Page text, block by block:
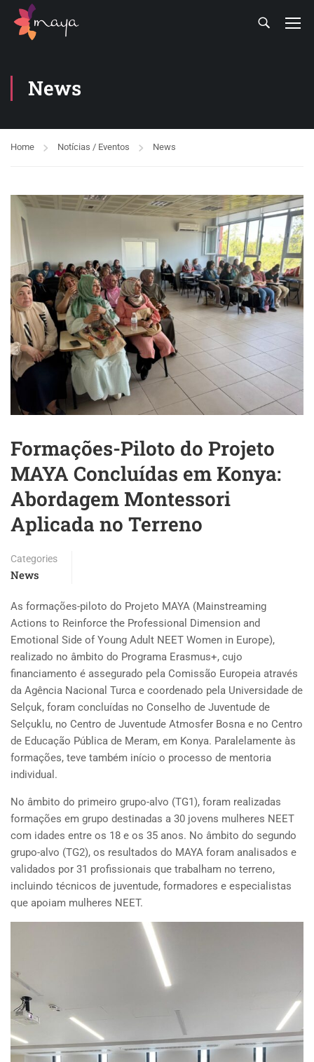
News
Home Notícias / Eventos News
Formações-Piloto do Projeto
MAYA Concluídas em Konya:
Abordagem Montessori
Aplicada no Terreno
Categories
News
As formações-piloto do Projeto MAYA (Mainstreaming
Actions to Reinforce the Professional Dimension and
Emotional Side of Young Adult NEET Women in Europe),
realizado no âmbito do Programa Erasmus+, cujo
financiamento é assegurado pela Comissão Europeia através
da Agência Nacional Turca e coordenado pela Universidade de
Selçuk, foram concluídas no Conselho de Juventude de
Selçuklu, no Centro de Juventude Atmosfer Bosna e no Centro
de Educação Pública de Meram, em Konya. Paralelamente às
formações, teve também início o processo de mentoria
individual.
No âmbito do primeiro grupo-alvo (TG1), foram realizadas
formações em grupo destinadas a 30 jovens mulheres NEET
com idades entre os 18 e os 35 anos. No âmbito do segundo
grupo-alvo (TG2), os resultados do MAYA foram analisados e
validados por 31 profissionais que trabalham no terreno,
incluindo técnicos de juventude, formadores e especialistas
que apoiam mulheres NEET.